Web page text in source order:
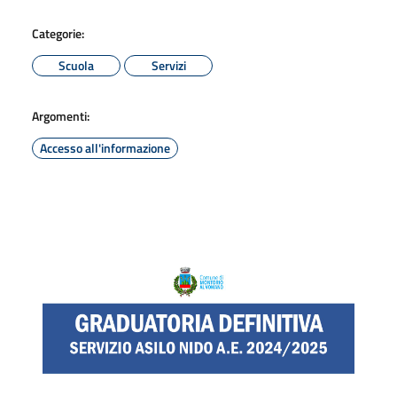
Categorie:
Scuola
Servizi
Argomenti:
Accesso all'informazione